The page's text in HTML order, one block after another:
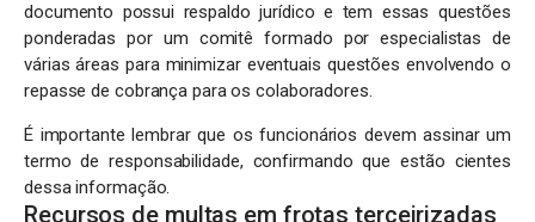
documento possui respaldo jurídico e tem essas questões
ponderadas por um comitê formado por especialistas de
várias áreas para minimizar eventuais questões envolvendo o
repasse de cobrança para os colaboradores.
É importante lembrar que os funcionários devem assinar um
termo de responsabilidade, confirmando que estão cientes
dessa informação.
Recursos de multas em frotas terceirizadas